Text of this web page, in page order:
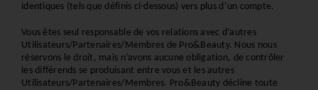
identiques (tels que définis ci-dessous) vers plus d’un compte.
Vous êtes seul responsable de vos relations avec d’autres
Utilisateurs/Partenaires/Membres de Pro&Beauty. Nous nous
réservons le droit, mais n’avons aucune obligation, de contrôler
les différends se produisant entre vous et les autres
Utilisateurs/Partenaires/Membres. Pro&Beauty décline toute